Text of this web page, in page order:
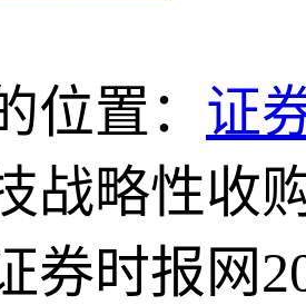
位置： 证
战略性收
券时报网